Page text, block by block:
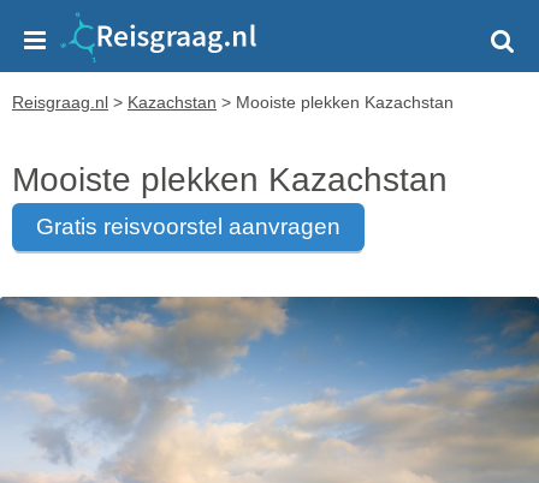
Reisgraag.nl > Kazachstan > Mooiste plekken Kazachstan
Mooiste plekken Kazachstan
gratis reisvoorstel aanvragen